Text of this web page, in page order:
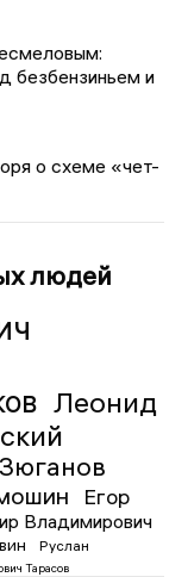
безбензиньем и
о схеме «чет-
людей
Леонид
Егор
Владимирович
Руслан
Тарасов